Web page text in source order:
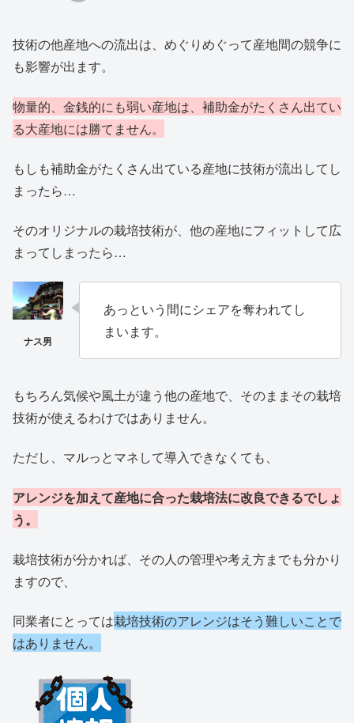
技術の他産地への流出は、めぐりめぐって産地間の競争に
も影響が出ます。
物量的、金銭的にも弱い産地は、補助金がたくさん出てい
る大産地には勝てません。
もしも補助金がたくさん出ている産地に技術が流出してし
まったら…
そのオリジナルの栽培技術が、他の産地にフィットして広
まってしまったら…
あっという間にシェアを奪われてし
まいます。
もちろん気候や風土が違う他の産地で、そのままその栽培
技術が使えるわけではありません。
ただし、マルっとマネして導入できなくても、
アレンジを加えて産地に合った栽培法に改良できるでしょ
う。
栽培技術が分かれば、その人の管理や考え方までも分かり
ますので、
同業者にとっては栽培技術のアレンジはそう難しいことで
はありません。